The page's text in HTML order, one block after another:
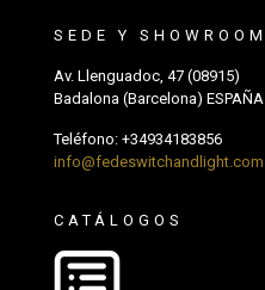
SEDE Y SHOWROOM
Av. Llenguadoc, 47 (08915)
Badalona (Barcelona) ESPAÑA
Teléfono: +34934183856
info@fedeswitchandlight.com
CATÁLOGOS